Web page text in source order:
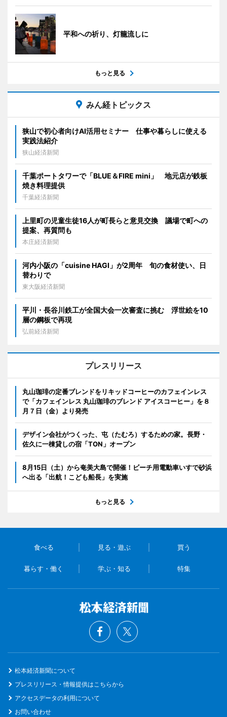
平和への祈り、灯籠流しに
もっと見る
みん経トピックス
狭山で初心者向けAI活用セミナー 仕事や暮らしに使える
実践法紹介
狭山経済新聞
千葉ポートタワーで「BLUE＆FIRE mini」 地元店が鉄板
焼き料理提供
千葉経済新聞
上里町の児童生徒16人が町長らと意見交換 議場で町への
提案、再質問も
本庄経済新聞
河内小阪の「cuisine HAGI」が2周年 旬の食材使い、日
替わりで
東大阪経済新聞
平川・長谷川鉄工が全国大会一次審査に挑む 浮世絵を10
層の鋼板で再現
弘前経済新聞
プレスリリース
丸山珈琲の定番ブレンドをリキッドコーヒーのカフェインレス
で「カフェインレス 丸山珈琲のブレンド アイスコーヒー」を８
月７日（金）より発売
デザイン会社がつくった、屯（たむろ）するための家。長野・
佐久に一棟貸しの宿「TON」オープン
8月15日（土）から奄美大島で開催！ビーチ用電動車いすで砂浜
へ出る「出航！こども船長」を実施
もっと見る
食べる 見る・遊ぶ 買う
暮らす・働く 学ぶ・知る 特集
松本経済新聞について
プレスリリース・情報提供はこちらから
アクセスデータの利用について
お問い合わせ